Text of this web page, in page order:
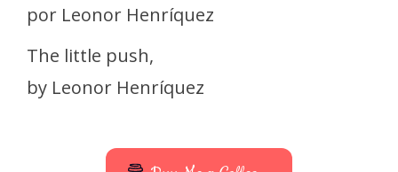
por Leonor Henríquez
The little push,
by Leonor Henríquez